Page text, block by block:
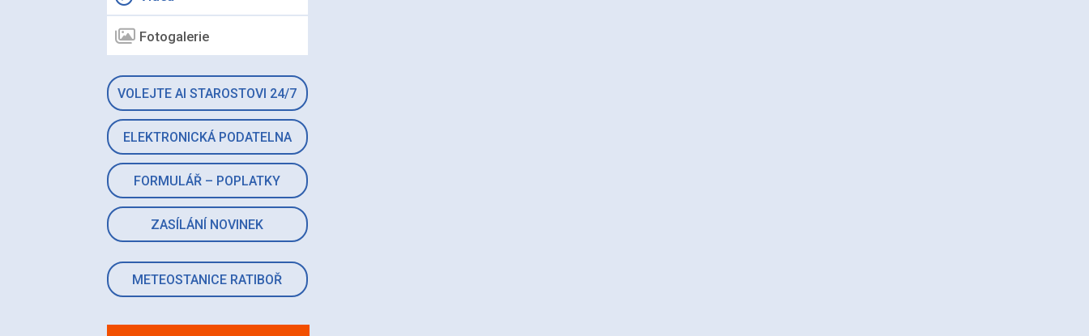
Fotogalerie
VOLEJTE AI STAROSTOVI 24/7
ELEKTRONICKÁ PODATELNA
FORMULÁŘ – POPLATKY
ZASÍLÁNÍ NOVINEK
METEOSTANICE RATIBOŘ